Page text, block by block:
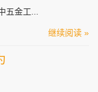
五金工...
继续阅读 »